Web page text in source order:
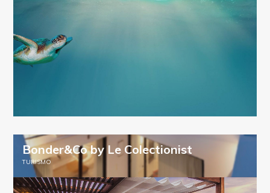
Bonder&Co by Le Colectionist
TURISMO